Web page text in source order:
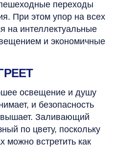
переходы
При этом упор на всех
на интеллектуальные
и экономичные
освещение и душу
и безопасность
Заливающий
по цвету, поскольку
можно встретить как